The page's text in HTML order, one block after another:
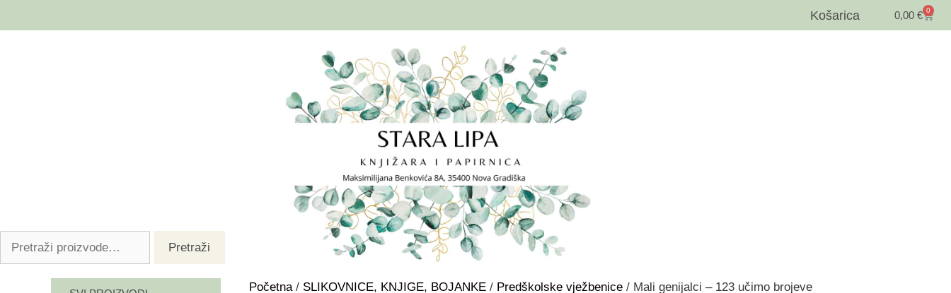
Košarica 0,00€ 0
Pretraži
Početna/ SLIKOVNICE, KNJIGE, BOJANKE / Predškolske vježbenice / Mali genijalci – 123 učimo brojeve